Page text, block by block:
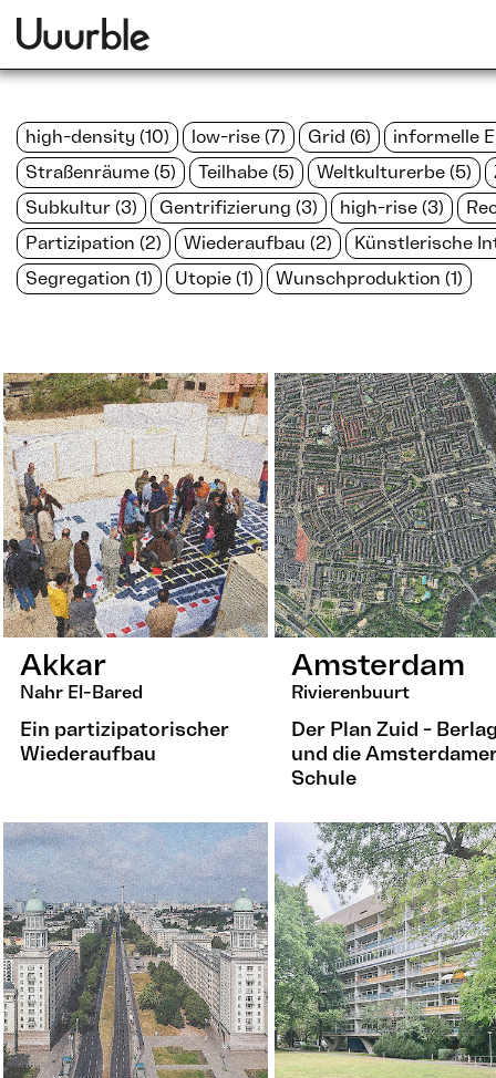
high-density (10) low-rise (7) Grid (6)
informelle
Straßenräume (5)
Teilhabe (5) Weltkulturerbe (5)
Subkultur (3)
Gentrifizierung (3) high-rise (3)
Partizipation (2)
Wiederaufbau (2)
Künstlerische
Segregation (1)
Utopie (1) Wunschproduktion (1)
Akkar
Nahr El-Bared
Ein partizipatorischer
Wiederaufbau
Amsterdam
Rivierenbuurt
Der Plan Zuid -
und die
Schule